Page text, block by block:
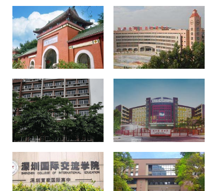
广州执信中学国际部
国际高中
广外附设外语学校
国际高中/初中
广大附中国际部
国际高中/初中
华师外国语学校
国际初中/小学